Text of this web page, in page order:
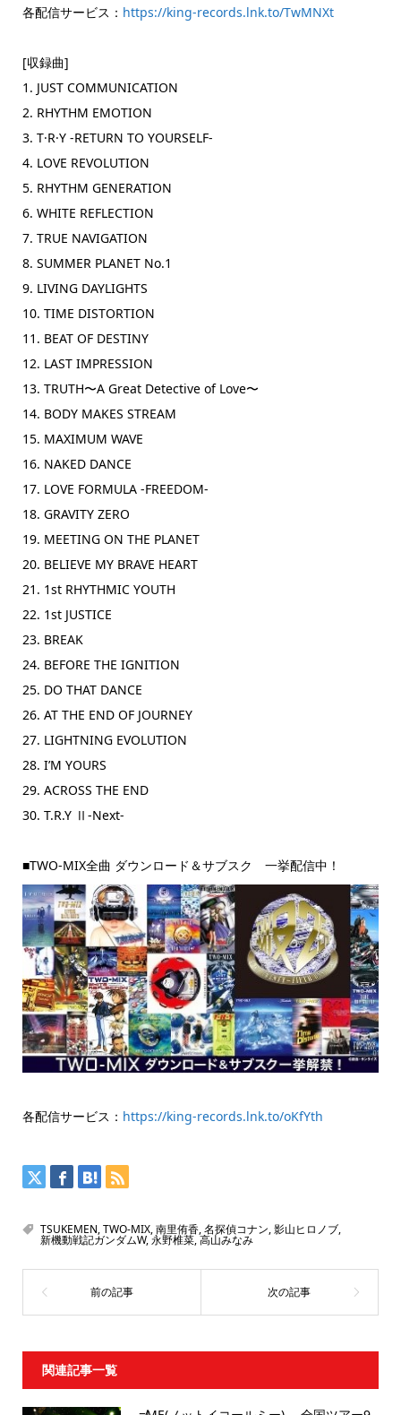
各配信サービス： https://king-records.lnk.to/TwMNXt
[収録曲]
1. JUST COMMUNICATION
2. RHYTHM EMOTION
3. T·R·Y -RETURN TO YOURSELF-
4. LOVE REVOLUTION
5. RHYTHM GENERATION
6. WHITE REFLECTION
7. TRUE NAVIGATION
8. SUMMER PLANET No.1
9. LIVING DAYLIGHTS
10. TIME DISTORTION
11. BEAT OF DESTINY
12. LAST IMPRESSION
13. TRUTH〜A Great Detective of Love〜
14. BODY MAKES STREAM
15. MAXIMUM WAVE
16. NAKED DANCE
17. LOVE FORMULA -FREEDOM-
18. GRAVITY ZERO
19. MEETING ON THE PLANET
20. BELIEVE MY BRAVE HEART
21. 1st RHYTHMIC YOUTH
22. 1st JUSTICE
23. BREAK
24. BEFORE THE IGNITION
25. DO THAT DANCE
26. AT THE END OF JOURNEY
27. LIGHTNING EVOLUTION
28. I’M YOURS
29. ACROSS THE END
30. T.R.Y Ⅱ-Next-
■TWO-MIX全曲 ダウンロード＆サブスク 一挙配信中！
各配信サービス： https://king-records.lnk.to/oKfYth
TSUKEMEN,TWO-MIX,南里侑香,名探偵コナン,影山ヒロノブ,
新機動戦記ガンダムW,永野椎菜,高山みなみ
関連記事一覧